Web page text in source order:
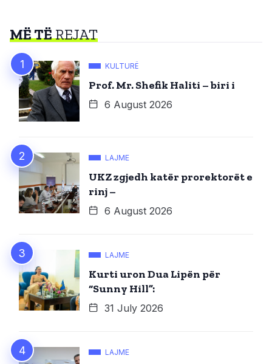
MË TËREJAT
KULTURË
Prof. Mr. Shefik Haliti – biri i
6 August 2026
LAJME
UKZ zgjedh katër prorektorët e
rinj –
6 August 2026
LAJME
Kurti uron Dua Lipën për
“Sunny Hill”:
31 July 2026
LAJME